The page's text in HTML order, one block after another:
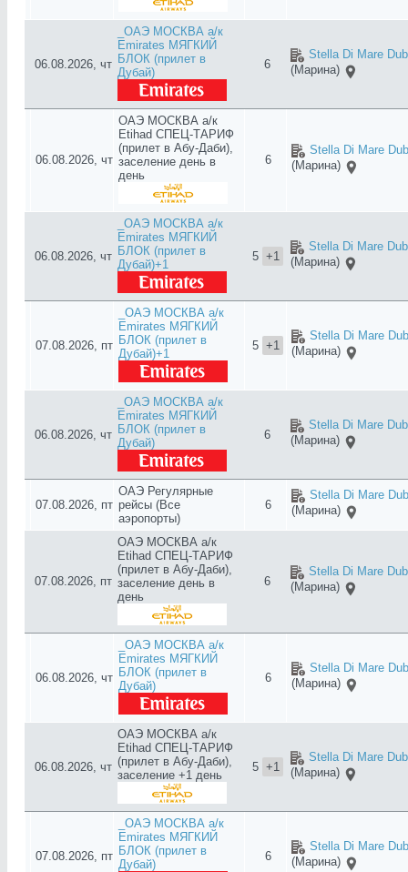
06.08.2026, чт
_ОАЭ МОСКВА а/к
Emirates МЯГКИЙ
БЛОК (прилет в
Дубай)
6
Stella Di Mare
(Марина)
06.08.2026, чт
ОАЭ МОСКВА а/к
Etihad СПЕЦ-ТАРИФ
(прилет в Абу-Даби),
заселение день в
день
6
Stella Di Mare
(Марина)
06.08.2026, чт
_ОАЭ МОСКВА а/к
Emirates МЯГКИЙ
БЛОК (прилет в
Дубай)+1
5 +1
Stella Di Mare
(Марина)
07.08.2026, пт
_ОАЭ МОСКВА а/к
Emirates МЯГКИЙ
БЛОК (прилет в
Дубай)+1
5 +1
Stella Di Mare
(Марина)
06.08.2026, чт
_ОАЭ МОСКВА а/к
Emirates МЯГКИЙ
БЛОК (прилет в
Дубай)
6
Stella Di Mare
(Марина)
07.08.2026, пт
ОАЭ Регулярные
рейсы (Все
аэропорты)
6
Stella Di Mare
(Марина)
07.08.2026, пт
ОАЭ МОСКВА а/к
Etihad СПЕЦ-ТАРИФ
(прилет в Абу-Даби),
заселение день в
день
6
Stella Di Mare
(Марина)
06.08.2026, чт
_ОАЭ МОСКВА а/к
Emirates МЯГКИЙ
БЛОК (прилет в
Дубай)
6
Stella Di Mare
(Марина)
06.08.2026, чт
ОАЭ МОСКВА а/к
Etihad СПЕЦ-ТАРИФ
(прилет в Абу-Даби),
заселение +1 день
5 +1
Stella Di Mare
(Марина)
07.08.2026, пт
_ОАЭ МОСКВА а/к
Emirates МЯГКИЙ
БЛОК (прилет в
Дубай)
6
Stella Di Mare
(Марина)